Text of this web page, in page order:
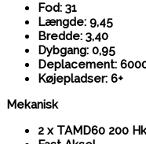
Fod: 31
Længde: 9,45
Bredde: 3,40
Dybgang: 0,95
Deplacement:
Køjepladser: 6+
Mekanisk
2 x TAMD60 200